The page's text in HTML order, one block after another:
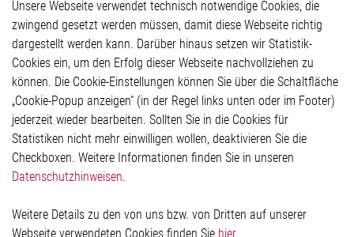
Glossar
Kontakt
Hinweisgeberschutzsystem
Impressum
Datenschutzerklärung
Cookie-Popup anzeigen
Elmos Semiconductor SE
Unsere Webseite verwendet technisch notwendige Cookies, die
zwingend gesetzt werden müssen, damit diese Webseite richtig
dargestellt werden kann. Darüber hinaus setzen wir Statistik-
Cookies ein, um den Erfolg dieser Webseite nachvollziehen zu
können. Die Cookie-Einstellungen können Sie über die Schaltfläche
„Cookie-Popup anzeigen“ (in der Regel links unten oder im Footer)
jederzeit wieder bearbeiten. Sollten Sie in die Cookies für
Statistiken nicht mehr einwilligen wollen, deaktivieren Sie die
Checkboxen. Weitere Informationen finden Sie in unseren
Datenschutzhinweisen.
Weitere Details zu den von uns bzw. von Dritten auf unserer
Webseite verwendeten Cookies finden Sie hier.